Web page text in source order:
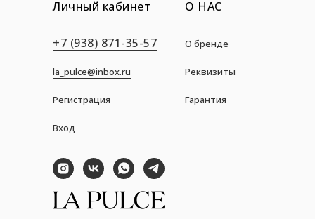
О НАС
О бренде
Личный кабинет
Вход
+7 (938) 871-35-57
la_pulce@inbox.ru Реквизиты
Гарантия
Регистрация